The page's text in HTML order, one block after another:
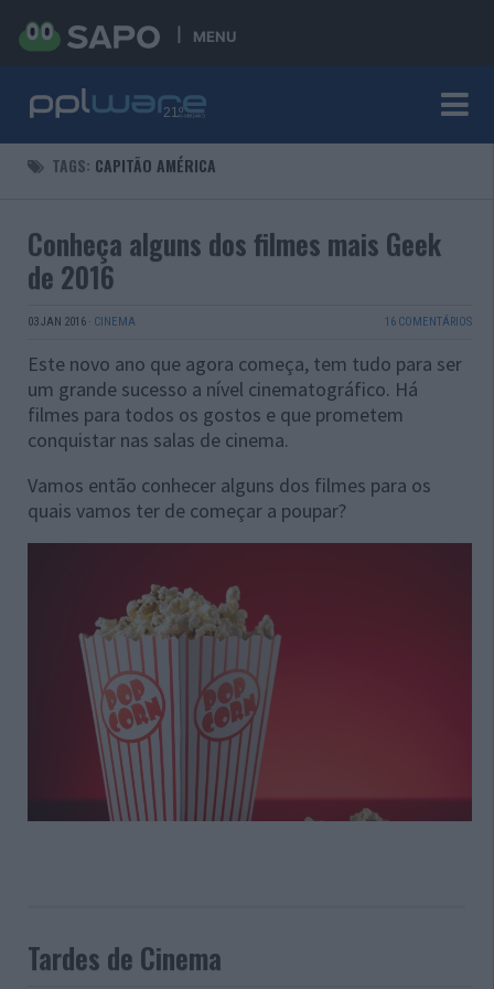
MENU
TAGS: CAPITÃO AMÉRICA
Conheça alguns dos filmes mais Geek
de 2016
03 JAN 2016 · CINEMA 16 COMENTÁRIOS
Este novo ano que agora começa, tem tudo para ser
um grande sucesso a nível cinematográfico. Há
filmes para todos os gostos e que prometem
conquistar nas salas de cinema.
Vamos então conhecer alguns dos filmes para os
quais vamos ter de começar a poupar?
Tardes de Cinema